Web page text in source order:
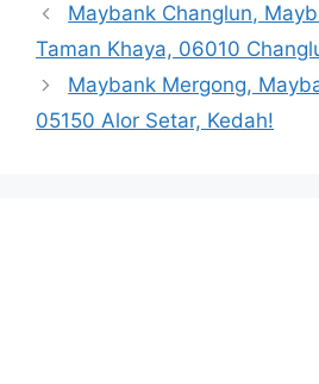
Maybank Changlun,
Taman Khaya, 06010
Maybank Mergong,
05150 Alor Setar, Kedah!